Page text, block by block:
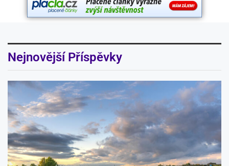
Nejnovější Příspěvky